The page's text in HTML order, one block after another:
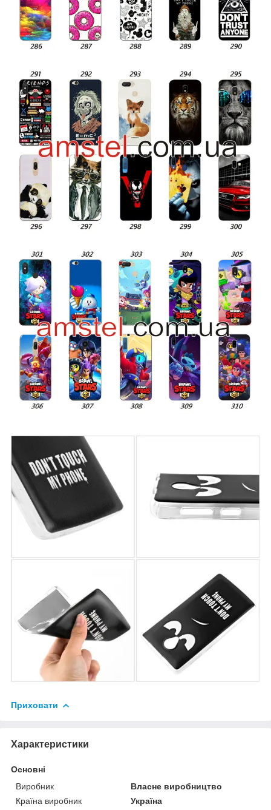
Приховати
Характеристики
Основні
Виробник
Власне виробництво
Країна виробник
Україна